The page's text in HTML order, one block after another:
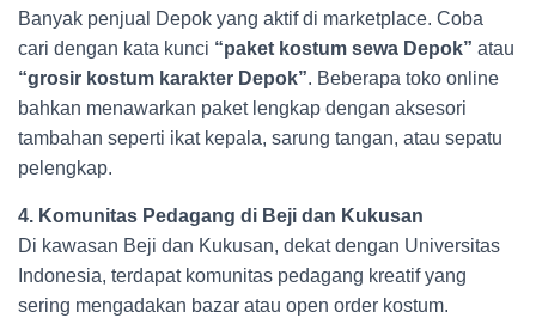
Banyak penjual Depok yang aktif di marketplace. Coba
cari dengan kata kunci “paket kostum sewa Depok” atau
“grosir kostum karakter Depok”. Beberapa toko online
bahkan menawarkan paket lengkap dengan aksesori
tambahan seperti ikat kepala, sarung tangan, atau sepatu
pelengkap.
4. Komunitas Pedagang di Beji dan Kukusan
Di kawasan Beji dan Kukusan, dekat dengan Universitas
Indonesia, terdapat komunitas pedagang kreatif yang
sering mengadakan bazar atau open order kostum.